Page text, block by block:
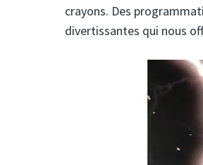
crayons. Des
divertissantes qui nous